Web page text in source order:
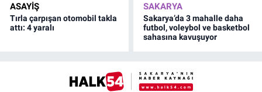
ASAYİŞ
Tırla çarpışan otomobil takla
attı: 4 yaralı
SAKARYA
Sakarya’da 3 mahalle daha
futbol, voleybol ve basketbol
sahasına kavuşuyor